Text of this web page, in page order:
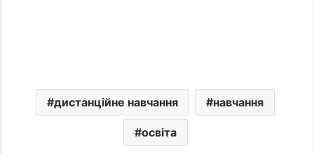
дистанційне навчання навчання
освіта